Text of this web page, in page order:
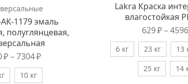
1179 эмаль
полуглянцевая,
₽ – 7304₽
10 кг
Lakra Краска
влагостойкая
629₽ – 4596
6 кг 23 кг 13
25 кг
14